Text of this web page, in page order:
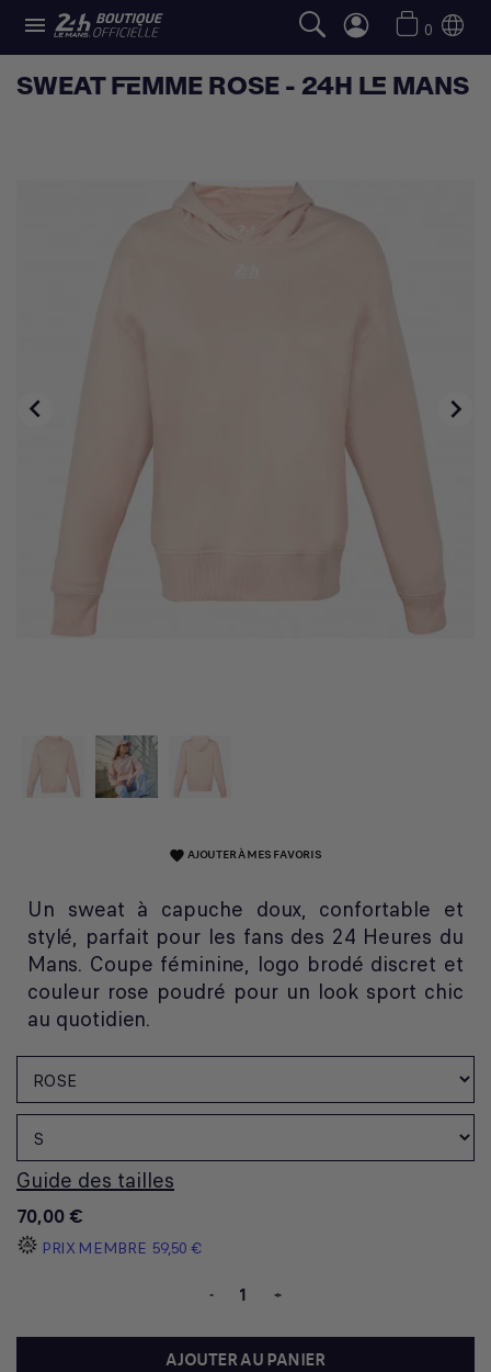
 0
SWEAT FEMME ROSE - 24H LE MANS
 
favorite AJOUTER À MES FAVORIS
Un sweat à capuche doux, confortable et
stylé, parfait pour les fans des 24 Heures du
Mans. Coupe féminine, logo brodé discret et
couleur rose poudré pour un look sport chic
au quotidien.
Guide des tailles
70,00 €
PRIX MEMBRE 59,50 €
- +
AJOUTER AU PANIER